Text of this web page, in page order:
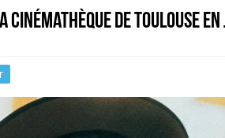
Cinémathèque de Toulouse